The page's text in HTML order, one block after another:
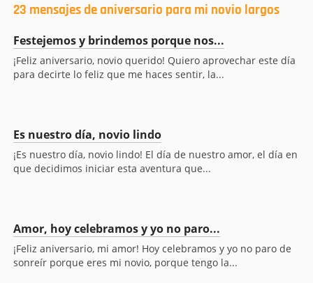
23 mensajes de aniversario para mi novio largos
Festejemos y brindemos porque nos...
¡Feliz aniversario, novio querido! Quiero aprovechar este día
para decirte lo feliz que me haces sentir, la...
Es nuestro día, novio lindo
¡Es nuestro día, novio lindo! El día de nuestro amor, el día en
que decidimos iniciar esta aventura que...
Amor, hoy celebramos y yo no paro...
¡Feliz aniversario, mi amor! Hoy celebramos y yo no paro de
sonreír porque eres mi novio, porque tengo la...